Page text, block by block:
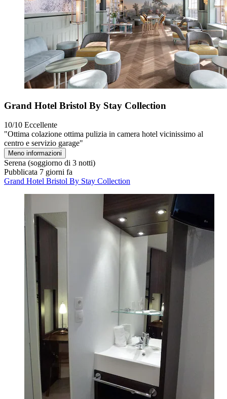
Grand Hotel Bristol By Stay Collection
10/10 Eccellente
"Ottima colazione ottima pulizia in camera hotel vicinissimo al
centro e servizio garage"
Meno informazioni
Serena (soggiorno di 3 notti)
Pubblicata 7 giorni fa
Grand Hotel Bristol By Stay Collection